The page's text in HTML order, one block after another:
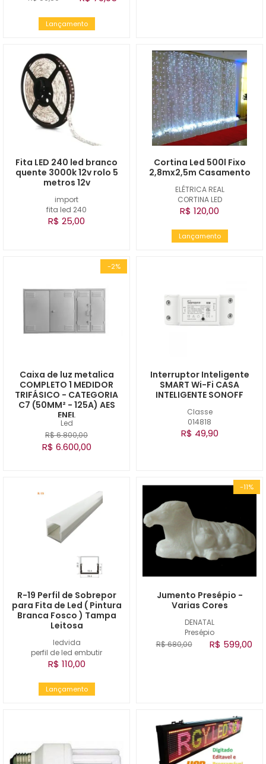
Lançamento
import
fita led 240
Fita LED 240 led branco
quente 3000k 12v rolo 5
metros 12v
R$ 25,00
ELÉTRICA REAL
CORTINA LED
Cortina Led 500l Fixo
2,8mx2,5m Casamento
R$ 120,00
Lançamento
-2%
Led
Caixa de luz metalica
COMPLETO 1 MEDIDOR
TRIFÁSICO - CATEGORIA
C7 (50MM² - 125A) AES
ENEL
R$ 6.800,00
R$ 6.600,00
Classe
014818
Interruptor Inteligente
SMART Wi-Fi CASA
INTELIGENTE SONOFF
R$ 49,90
ledvida
perfil de led embutir
R-19 Perfil de Sobrepor
para Fita de Led ( Pintura
Branca Fosco ) Tampa
Leitosa
R$ 110,00
Lançamento
-11%
DENATAL
Presépio
Jumento Presépio -
Varias Cores
R$ 680,00 R$ 599,00